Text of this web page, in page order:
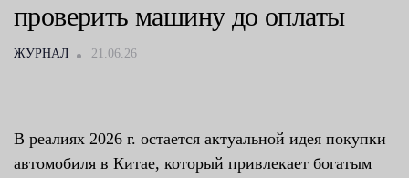
проверить машину до оплаты
ЖУРНАЛ 21.06.26
В реалиях 2026 г. остается актуальной идея покупки
автомобиля в Китае, который привлекает богатым